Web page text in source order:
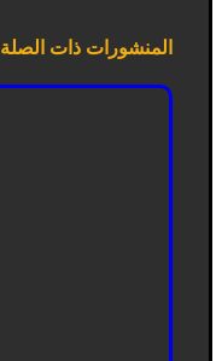
المنشورات ذات الصلة